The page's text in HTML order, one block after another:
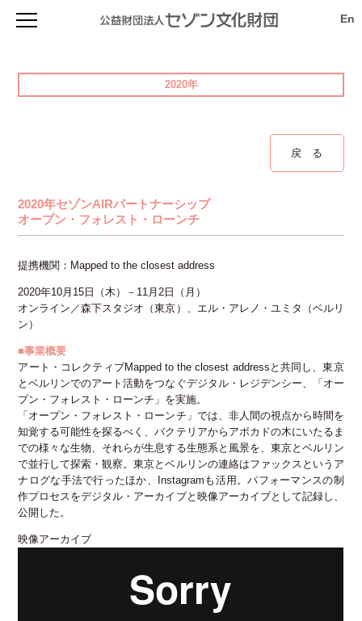
セゾン文化財団とは
財団の概要
助成を受ける
次世代の芸術創造を活性化する研究助成 2027年度
海外リサーチ活動支援 2027年度
募集要項 2027年度
セゾン・アーティスト・イン・レジデンス 2026年度
フライト・グラント 2026年度
過去の事業検索(アーカイブ)
アクセス
アーカイブ
過去の事業検索
viewpoint バックナンバー
アニュアル・レポート
寄付のお願い
法人賛助会員の募集
お問い合わせ
サイト内検索
お問い合わせ
プライバシーポリシー
公益財団法人 セゾン文化財団
〒135-0004 東京都江東区森下3-5-6
TEL:03(3535)5566 FAX:03(3535)5565
[受付時間:月~金・10:00~17:00]
2020年
戻 る
2020年セゾンAIRパートナーシップ
オープン・フォレスト・ローンチ
提携機関：Mapped to the closest address
2020年10月15日（木）－11月2日（月）
オンライン／森下スタジオ（東京）、エル・アレノ・ユミタ（ベルリ
ン）
■事業概要
アート・コレクティブMapped to the closest addressと共同し、東京
とベルリンでのアート活動をつなぐデジタル・レジデンシー、「オー
プン・フォレスト・ローンチ」を実施。
「オープン・フォレスト・ローンチ」では、非人間の視点から時間を
知覚する可能性を探るべく、バクテリアからアボカドの木にいたるま
での様々な生物、それらが生息する生態系と風景を、東京とベルリン
で並行して探索・観察。東京とベルリンの連絡はファックスというア
ナログな手法で行ったほか、Instagramも活用。パフォーマンスの制
作プロセスをデジタル・アーカイブと映像アーカイブとして記録し、
公開した。
映像アーカイブ